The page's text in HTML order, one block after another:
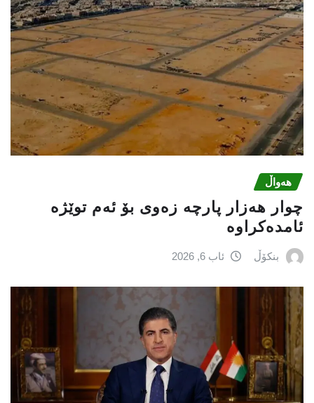
هەواڵ
چوار هەزار پارچە زەوی بۆ ئەم توێژە
ئامدەکراوە
بنکۆڵ ئاب 6, 2026